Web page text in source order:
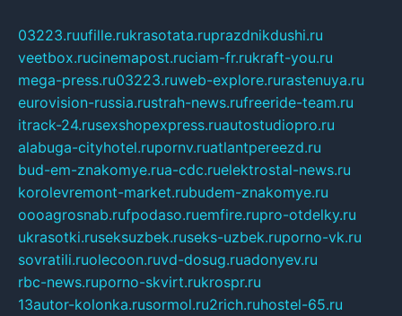
03223.ruufille.rukrasotata.ruprazdnikdushi.ru
veetbox.rucinemapost.ruciam-fr.rukraft-you.ru
mega-press.ru03223.ruweb-explore.rurastenuya.ru
eurovision-russia.rustrah-news.rufreeride-team.ru
itrack-24.rusexshopexpress.ruautostudiopro.ru
alabuga-cityhotel.rupornv.ruatlantpereezd.ru
bud-em-znakomye.rua-cdc.ruelektrostal-news.ru
korolevremont-market.rubudem-znakomye.ru
oooagrosnab.rufpodaso.ruemfire.rupro-otdelky.ru
ukrasotki.ruseksuzbek.ruseks-uzbek.ruporno-vk.ru
sovratili.ruolecoon.ruvd-dosug.ruadonyev.ru
rbc-news.ruporno-skvirt.rukrospr.ru
13autor-kolonka.rusormol.ru2rich.ruhostel-65.ru